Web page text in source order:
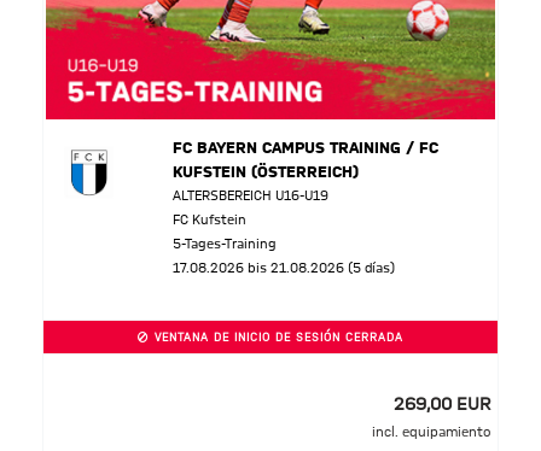
FC BAYERN CAMPUS TRAINING / FC
KUFSTEIN (ÖSTERREICH)
ALTERSBEREICH U16-U19
FC Kufstein
5-Tages-Training
17.08.2026 bis 21.08.2026 (5 días)
VENTANA DE INICIO DE SESIÓN CERRADA
269,00 EUR
incl. equipamiento